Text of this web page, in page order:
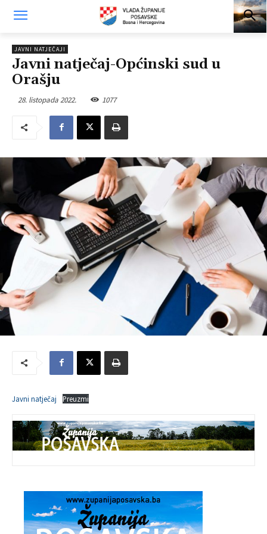
JAVNI NATJEČAJI
Javni natječaj-Općinski sud u
Orašju
28. listopada 2022. 1077
Javni natječaj Preuzmi